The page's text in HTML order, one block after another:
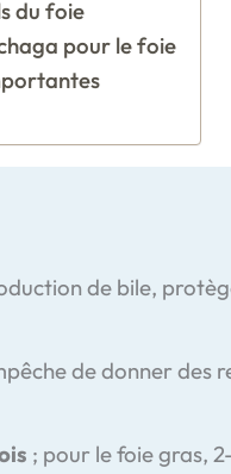
du foie
pour le foie
de bile,
de donner des
; pour le foie gras,